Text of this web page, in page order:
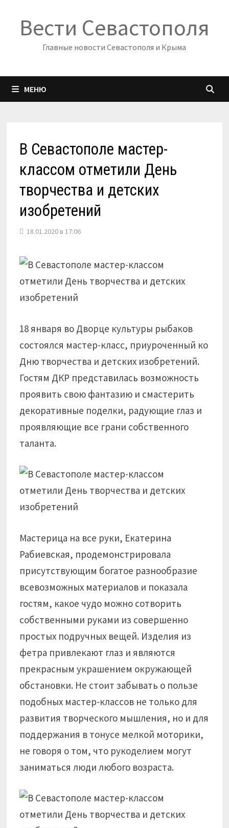
содержимому
Вести Севастополя
Главные новости Севастополя и Крыма
МЕНЮ
В Севастополе мастер-
классом отметили День
творчества и детских
изобретений
18.01.2020 в 17:06
18 января во Дворце культуры рыбаков
состоялся мастер-класс, приуроченный ко
Дню творчества и детских изобретений.
Гостям ДКР представилась возможность
проявить свою фантазию и смастерить
декоративные поделки, радующие глаз и
проявляющие все грани собственного
таланта.
Мастерица на все руки, Екатерина
Рабиевская, продемонстрировала
присутствующим богатое разнообразие
всевозможных материалов и показала
гостям, какое чудо можно сотворить
собственными руками из совершенно
простых подручных вещей. Изделия из
фетра привлекают глаз и являются
прекрасным украшением окружающей
обстановки. Не стоит забывать о пользе
подобных мастер-классов не только для
развития творческого мышления, но и для
поддержания в тонусе мелкой моторики,
не говоря о том, что рукоделием могут
заниматься люди любого возраста.